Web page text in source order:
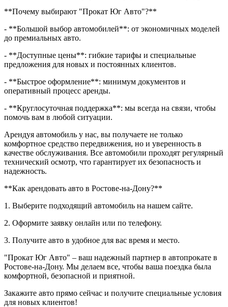
**Почему выбирают "Прокат Юг Авто"?**
- **Большой выбор автомобилей**: от экономичных моделей
до премиальных авто.
- **Доступные цены**: гибкие тарифы и специальные
предложения для новых и постоянных клиентов.
- **Быстрое оформление**: минимум документов и
оперативный процесс аренды.
- **Круглосуточная поддержка**: мы всегда на связи, чтобы
помочь вам в любой ситуации.
Арендуя автомобиль у нас, вы получаете не только
комфортное средство передвижения, но и уверенность в
качестве обслуживания. Все автомобили проходят регулярный
технический осмотр, что гарантирует их безопасность и
надежность.
**Как арендовать авто в Ростове-на-Дону?**
1. Выберите подходящий автомобиль на нашем сайте.
2. Оформите заявку онлайн или по телефону.
3. Получите авто в удобное для вас время и место.
"Прокат Юг Авто" – ваш надежный партнер в автопрокате в
Ростове-на-Дону. Мы делаем все, чтобы ваша поездка была
комфортной, безопасной и приятной.
Закажите авто прямо сейчас и получите специальные условия
для новых клиентов!